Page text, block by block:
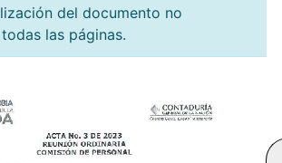
del documento no
las páginas.